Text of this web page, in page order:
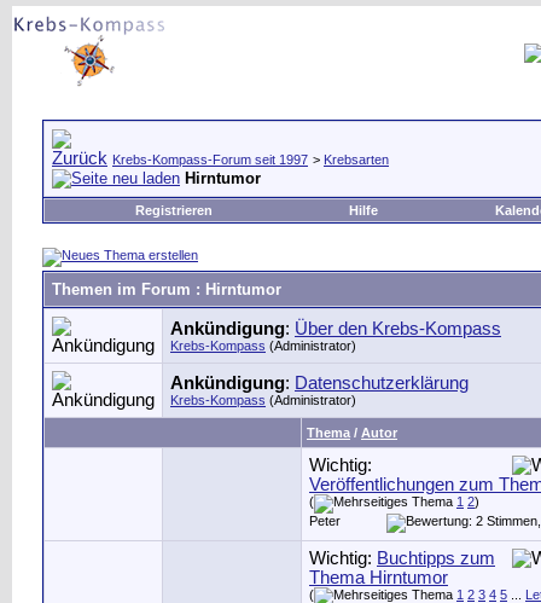
Krebs-Kompass-Forum seit 1997 > Krebsarten
Hirntumor
Registrieren Hilfe
Themen im Forum : Hirntumor
Ankündigung: Über den Krebs-Kompass
Krebs-Kompass (Administrator)
Ankündigung: Datenschutzerklärung
Krebs-Kompass (Administrator)
Thema / Autor
Wichtig:
Veröffentlichungen zum
( 1 2)
Peter
Wichtig: Buchtipps zum
Thema Hirntumor
( 1 2 3 4 5